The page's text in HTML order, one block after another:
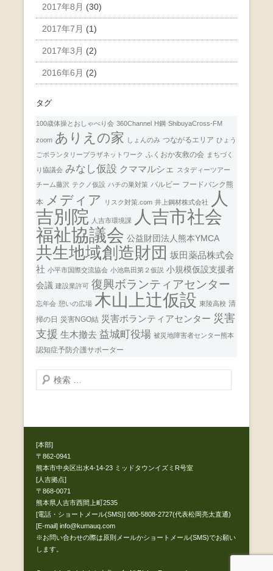
2017年8月 (30)
2017年7月 (1)
2017年3月 (2)
2016年6月 (2)
タグ
100歳体操とおしゃべり会 360Channel H鋼 ShibuyaCross-FM
zoom ありえの家 しょんのみ つながるエリア ひょう
ごボランタリープラザネットワーク ふくおか友救の会 まちづく
り協議会 みなし仮設 クママルシェ
スタディーツアー
チーム藤沢 テクノ仮設 ハチの巣対策 バルビー フードバンク熊
本 メディア リスク対策.com 井上鋼材株式会社
人
吉別院
人吉市環境課
人吉市社会
福祉協議会 公益財団法人熊本YMCA
共生地域創造財団 坂田薬品株式会
社 小平市国際交流協会 小池島田第２仮説 小規模仮設支援者
会議 建設業許可 復興ボランティアセンター
忘年会 憩いの広場 木山上辻仮設 東陵高校 清
掃の日 災害NGO結 災害ボランティアセンター 災害
支援 生木撤去 益城町役場 被災地障害者センター熊本
認知症予防介護サポーター
検
索
[本部]
〒862-0941
熊本市中央区出水4-14-23 ミッドタウンイズミR号室
[人吉拠点]
〒868-0071
熊本県人吉市西間上町2535
[電話・ショートメール(SMS)] 080-5808-2727(代表松岡亮太直通)
[E-mail] info@kumauq.com
※お問い合わせの際は原則メールかショートメール(SMS)でお願い
します。